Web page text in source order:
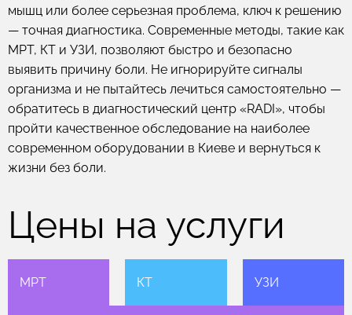
мышц или более серьезная проблема, ключ к решению
— точная диагностика. Современные методы, такие как
МРТ, КТ и УЗИ, позволяют быстро и безопасно
выявить причину боли. Не игнорируйте сигналы
организма и не пытайтесь лечиться самостоятельно —
обратитесь в диагностический центр «RADI», чтобы
пройти качественное обследование на наиболее
современном оборудовании в Киеве и вернуться к
жизни без боли.
Цены на услуги
МРТ КТ УЗИ